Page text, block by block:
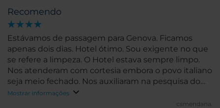
Recomendo
Estávamos de passagem para Genova. Ficamos
apenas dois dias. Hotel ótimo. Sou exigente no que
se refere a limpeza. O Hotel estava sempre limpo.
Nos atenderam com cortesia embora o povo italiano
seja meio fechado. Nos auxiliaram na pesquisa do
Mostrar informações
csmendana.